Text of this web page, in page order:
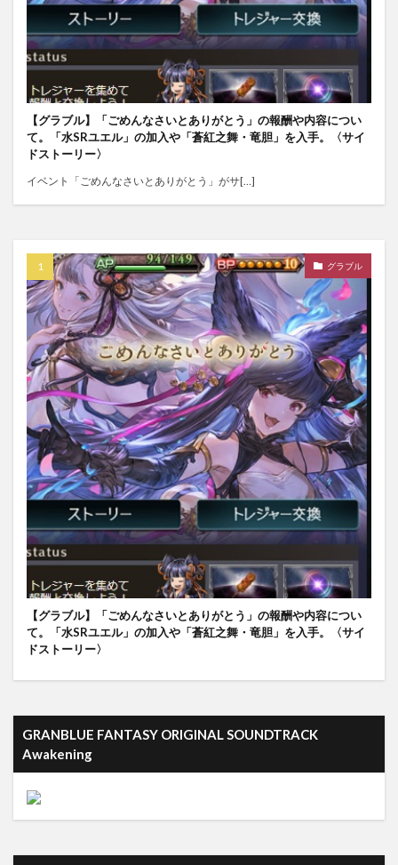
【グラブル】「ごめんなさいとありがとう」の報酬や内容につい
て。「水SRユエル」の加入や「蒼紅之舞・竜胆」を入手。〈サイ
ドストーリー〉
イベント「ごめんなさいとありがとう」がサ[…]
グラブル
【グラブル】「ごめんなさいとありがとう」の報酬や内容につい
て。「水SRユエル」の加入や「蒼紅之舞・竜胆」を入手。〈サイ
ドストーリー〉
GRANBLUE FANTASY ORIGINAL SOUNDTRACK
Awakening